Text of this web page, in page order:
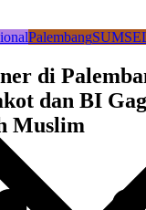
Palembang
di
dan BI
Muslim